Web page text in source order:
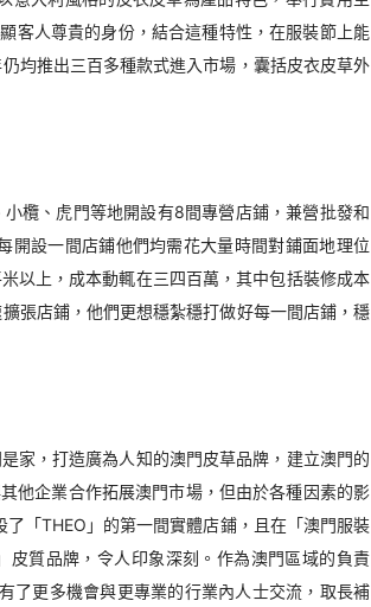
客人尊貴的身份，結合這種特性，在服裝節上能
均推出三百多種款式進入市場，囊括皮衣皮草外
欖、虎門等地開設有8間專營店鋪，兼營批發和
開設一間店鋪他們均需花大量時間對鋪面地理位
以上，成本動輒在三四百萬，其中包括裝修成本
張店鋪，他們更想穩紮穩打做好每一間店鋪，穩
家，打造廣為人知的澳門皮草品牌，建立澳門的
他企業合作拓展澳門市場，但由於各種因素的影
「THEO」的第一間實體店鋪，且在「澳門服裝
皮質品牌，令人印象深刻。作為澳門區域的負責
了更多機會與更專業的行業內人士交流，取長補